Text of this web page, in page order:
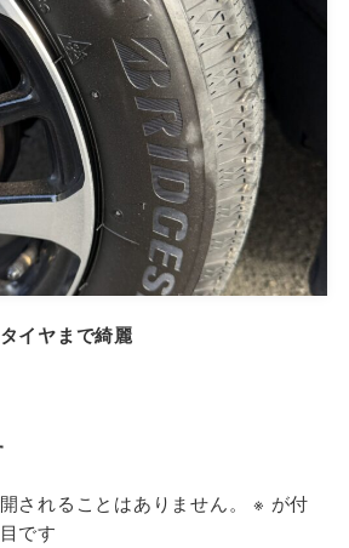
イヤまで綺麗
されることはありません。 ※ が付
です